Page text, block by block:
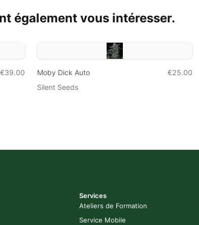
également vous intéresser.
€39.00
Moby Dick Auto
€25.00
Silent Seeds
Services
Ateliers de Formation
Service Mobile